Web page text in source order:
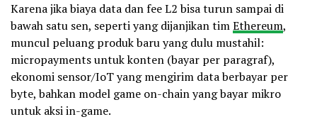
Karena jika biaya data dan fee L2 bisa turun sampai di
bawah satu sen, seperti yang dijanjikan timEthereum,
muncul peluang produk baru yang dulu mustahil:
micropayments untuk konten (bayar per paragraf),
ekonomi sensor/IoT yang mengirim data berbayar per
byte, bahkan model game on-chain yang bayar mikro
untuk aksi in-game.